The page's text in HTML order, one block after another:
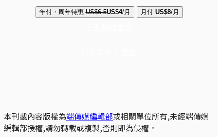
年付・周年特惠 US$6.5US$4/月 月付 US$8/月
本刊載內容版權為端傳媒編輯部或相關單位所有,未經端傳媒
編輯部授權,請勿轉載或複製,否則即為侵權。